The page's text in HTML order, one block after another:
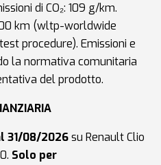
di CO₂: 109 g/km.
km (wltp-worldwide
procedure). Emissioni e
la normativa comunitaria
del prodotto.
31/08/2026su Renault Clio
Solo per